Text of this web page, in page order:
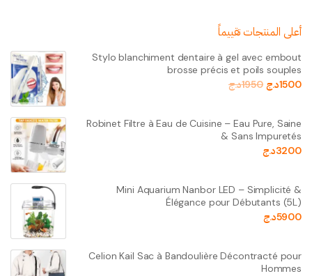
أعلى المنتجات تقييماً
Stylo blanchiment dentaire à gel avec embout
brosse précis et poils souples
1500د.ج 1950د.ج
Robinet Filtre à Eau de Cuisine – Eau Pure, Saine
& Sans Impuretés
3200د.ج
Mini Aquarium Nanbor LED – Simplicité &
Élégance pour Débutants (5L)
5900د.ج
Celion Kail Sac à Bandoulière Décontracté pour
Hommes